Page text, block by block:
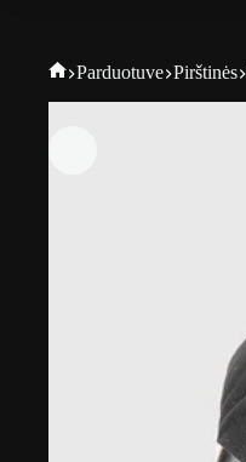
Fightgear
Parduotuve Pirštinės